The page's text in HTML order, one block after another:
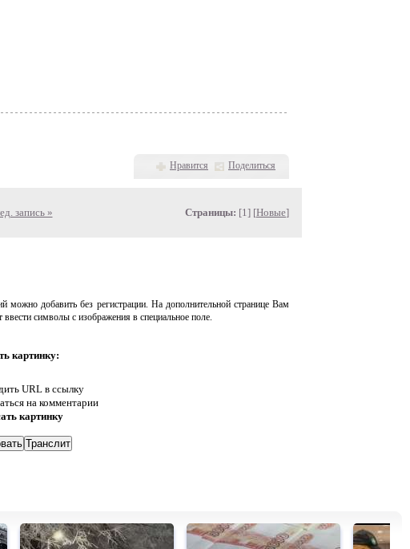
Нравится Поделиться
запись » Страницы: [1] [Новые]
можно добавить без регистрации. На дополнительной странице Вам
ввести символы с изображения в специальное поле.
картинку:
URL в ссылку
на комментарии
картинку